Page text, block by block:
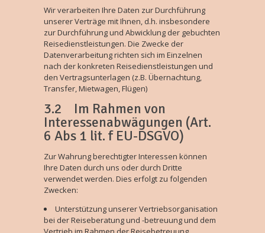
Wir verarbeiten Ihre Daten zur Durchführung
unserer Verträge mit Ihnen, d.h. insbesondere
zur Durchführung und Abwicklung der gebuchten
Reisedienstleistungen. Die Zwecke der
Datenverarbeitung richten sich im Einzelnen
nach der konkreten Reisedienstleistungen und
den Vertragsunterlagen (z.B. Übernachtung,
Transfer, Mietwagen, Flügen)
3.2 Im Rahmen von
Interessenabwägungen (Art.
6 Abs 1 lit. f EU-DSGVO)
Zur Wahrung berechtigter Interessen können
Ihre Daten durch uns oder durch Dritte
verwendet werden. Dies erfolgt zu folgenden
Zwecken:
Unterstützung unserer Vertriebsorganisation
bei der Reiseberatung und -betreuung und dem